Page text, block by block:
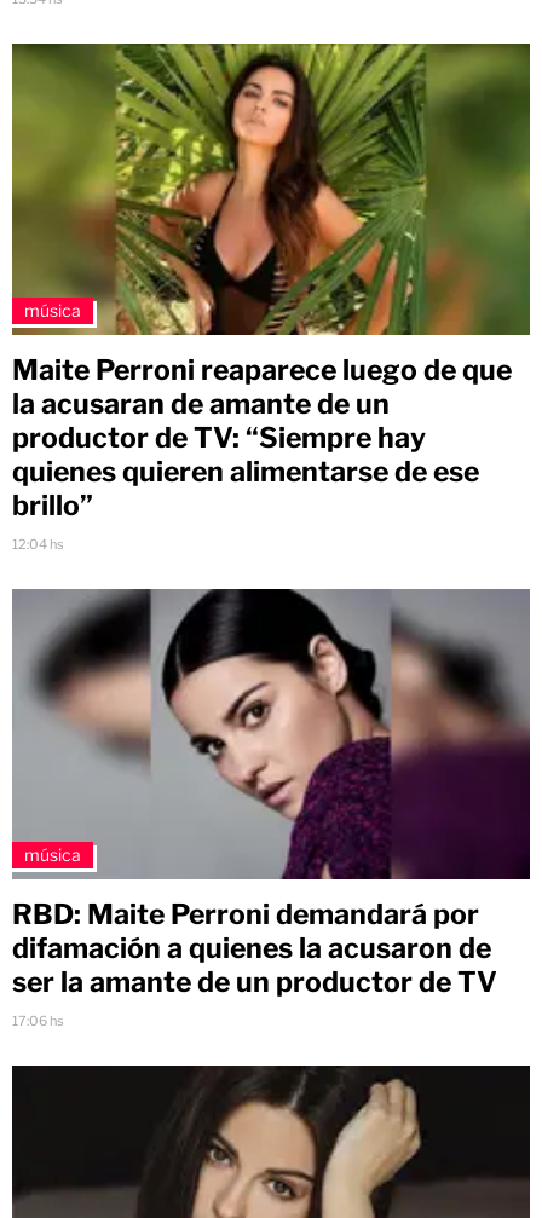
música
Maite Perroni reaparece luego de que
la acusaran de amante de un
productor de TV: “Siempre hay
quienes quieren alimentarse de ese
brillo”
12:04 hs
música
RBD: Maite Perroni demandará por
difamación a quienes la acusaron de
ser la amante de un productor de TV
17:06 hs